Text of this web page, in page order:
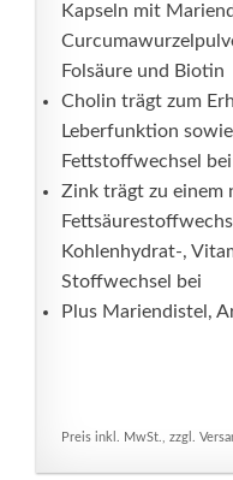
Kapseln mit
Folsäure und Biotin
Cholin trägt zum
Leberfunktion
Fettstoffwechsel bei
Zink trägt zu einem
Kohlenhydrat-,
Stoffwechsel bei
Plus Mariendistel,
Preis inkl. MwSt., zzgl.